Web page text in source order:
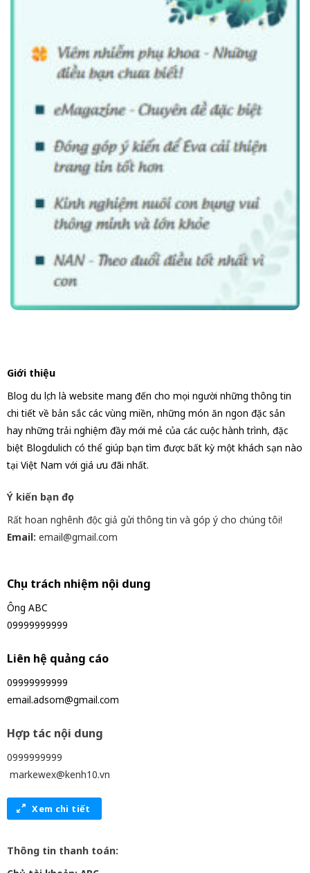
Giới thiệu
Blog du lịch là website mang đến cho mọi người những thông tin
chi tiết về bản sắc các vùng miền, những món ăn ngon đặc sản
hay những trải nghiệm đầy mới mẻ của các cuộc hành trình, đặc
biệt Blogdulich có thể giúp bạn tìm được bất kỳ một khách sạn nào
tại Việt Nam với giá ưu đãi nhất.
Ý kiến bạn đọc
Rất hoan nghênh độc giả gửi thông tin và góp ý cho chúng tôi!
Email: email@gmail.com
Chịu trách nhiệm nội dung
Ông ABC
09999999999
Liên hệ quảng cáo
09999999999
email.adsom@gmail.com
Hợp tác nội dung
0999999999
markewex@kenh10.vn
Xem chi tiết
Thông tin thanh toán: